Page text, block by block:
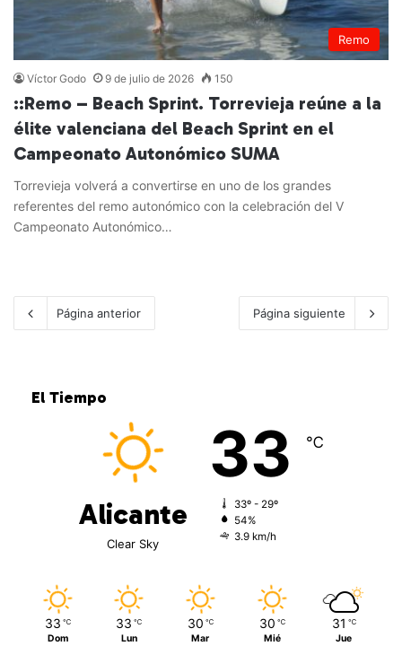
Remo
Víctor Godo 9 de julio de 2026 150
::Remo – Beach Sprint. Torrevieja reúne a la
élite valenciana del Beach Sprint en el
Campeonato Autonómico SUMA
Torrevieja volverá a convertirse en uno de los grandes
referentes del remo autonómico con la celebración del V
Campeonato Autonómico…
Página anterior Página siguiente
El Tiempo
Alicante
Clear Sky
33 ℃
33º - 29º
54%
3.9 km/h
33 ℃
Dom
33 ℃
Lun
30 ℃
Mar
30 ℃
Mié
31 ℃
Jue